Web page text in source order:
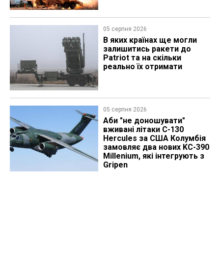
05 серпня 2026
В яких країнах ще могли
залишитись ракети до
Patriot та на скільки
реально їх отримати
05 серпня 2026
Аби "не доношувати"
вживані літаки C-130
Hercules за США Колумбія
замовляє два нових KC-390
Millenium, які інтегрують з
Gripen